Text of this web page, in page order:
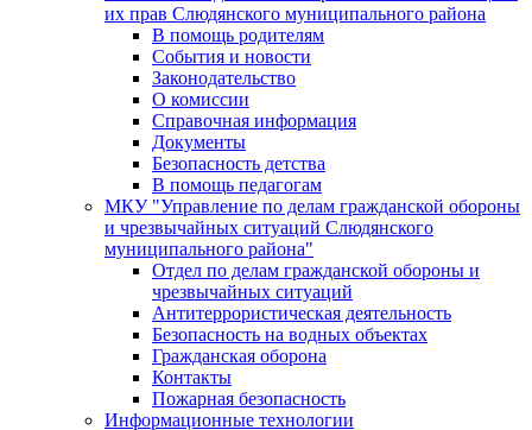
их прав Слюдянского муниципального района
В помощь родителям
События и новости
Законодательство
О комиссии
Справочная информация
Документы
Безопасность детства
В помощь педагогам
МКУ "Управление по делам гражданской обороны
и чрезвычайных ситуаций Слюдянского
муниципального района"
Отдел по делам гражданской обороны и
чрезвычайных ситуаций
Антитеррористическая деятельность
Безопасность на водных объектах
Гражданская оборона
Контакты
Пожарная безопасность
Информационные технологии